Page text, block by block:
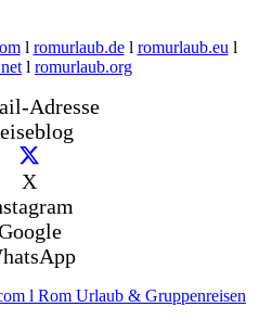
l romurlaub.del romurlaub.eu l
l romurlaub.org
Adresse
X
l Rom Urlaub & Gruppenreisen